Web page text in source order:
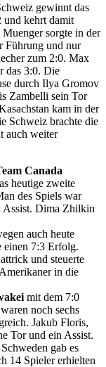
gewinnt das
und kehrt damit
sorgte in der
Führung und nur
zum 2:0. Max
das 3:0. Die
durch Ilya Gromov
Zambelli sein Tor
kam in der
Schweiz brachte die
auch weiter
Canada
heutige zweite
des Spiels war
Assist. Dima Zhilkin
auch heute
einen 7:3 Erfolg.
und steuerte
in die
mit dem 7:0
noch sechs
Jakub Floris,
Tor und ein Assist.
gab es
14 Spieler erhielten